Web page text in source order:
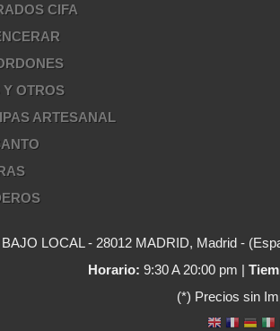
CIFA
Y OTROS
ARTESANAL
LOCAL - 28012 MADRID, Madrid -
Horario: 9:30 A 20:00 pm |
(*) Precios sin